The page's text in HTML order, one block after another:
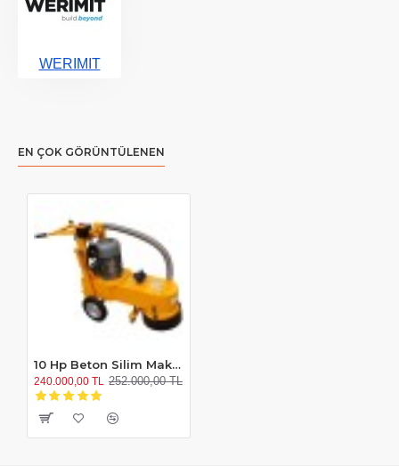
WERIMIT
EN ÇOK GÖRÜNTÜLENEN
10 Hp Beton Silim Makinesi
240.000,00 TL 252.000,00 TL